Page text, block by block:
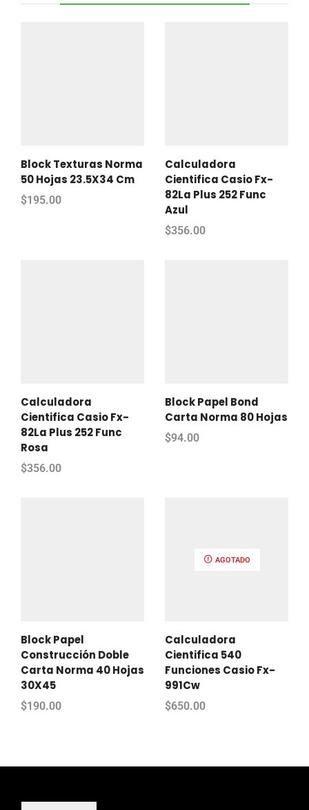
Block Texturas Norma
50 Hojas 23.5X34 Cm
$195.00
Calculadora
Cientifica Casio Fx-
82La Plus 252 Func
Azul
$356.00
Calculadora
Cientifica Casio Fx-
82La Plus 252 Func
Rosa
$356.00
Block Papel Bond
Carta Norma 80 Hojas
$94.00
Block Papel
Construcción Doble
Carta Norma 40 Hojas
30X45
$190.00
AGOTADO
Calculadora
Cientifica 540
Funciones Casio Fx-
991Cw
$650.00